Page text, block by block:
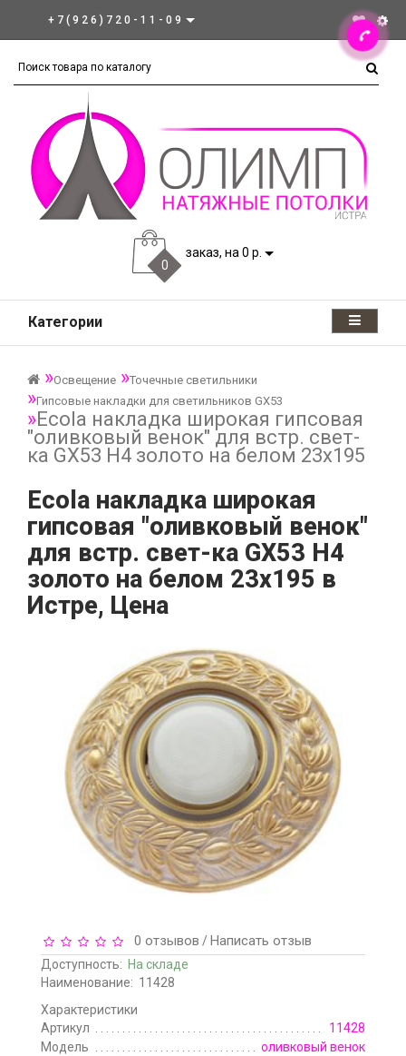
+7(926)720-11-09
0
заказ, на 0 р.
Категории
Освещение
Точечные светильники
Гипсовые накладки для светильников GX53
Ecola накладка широкая гипсовая
"оливковый венок" для встр. свет-
ка GX53 H4 золото на белом 23х195
Ecola накладка широкая
гипсовая "оливковый венок"
для встр. свет-ка GX53 H4
золото на белом 23х195 в
Истре, Цена
0 отзывов /Написать отзыв
Доступность: На складе
Наименование: 11428
Характеристики
Артикул
11428
Модель
оливковый венок